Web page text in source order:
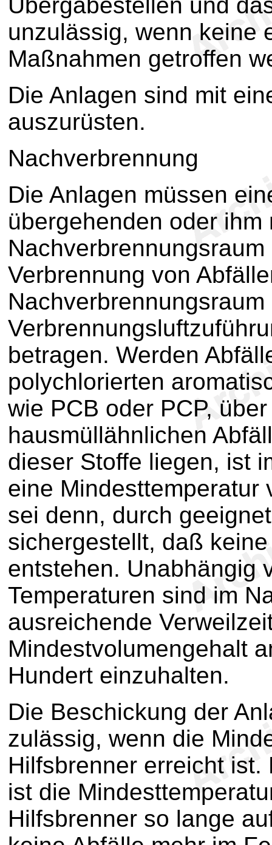
unzulässig, wenn keine
Maßnahmen getroffen
Die Anlagen sind mit
auszurüsten.
Nachverbrennung
Die Anlagen müssen
übergehenden oder
Verbrennung von
betragen. Werden
polychlorierten
wie PCB oder PCP,
hausmüllähnlichen
dieser Stoffe liegen, ist
eine Mindesttemperatur
sei denn, durch
sichergestellt, daß
entstehen. Unabhängig
Temperaturen sind im
ausreichende
Mindestvolumengehalt
Hundert einzuhalten.
Die Beschickung der
zulässig, wenn die
Hilfsbrenner erreicht ist.
ist die
Hilfsbrenner so lange